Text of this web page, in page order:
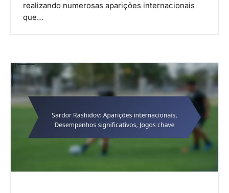
realizando numerosas aparições internacionais
que…